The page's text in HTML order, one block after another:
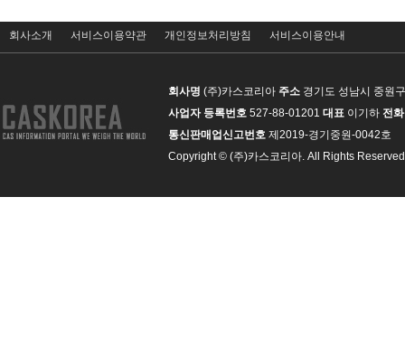
회사소개 서비스이용약관 개인정보처리방침 서비스이용안내
회사명 (주)카스코리아 주소 경기도 성남시 중원
사업자 등록번호 527-88-01201 대표 이기하 전화
통신판매업신고번호 제2019-경기중원-0042호
Copyright © (주)카스코리아. All Rights